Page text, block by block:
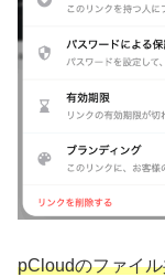
pCloudのファイ